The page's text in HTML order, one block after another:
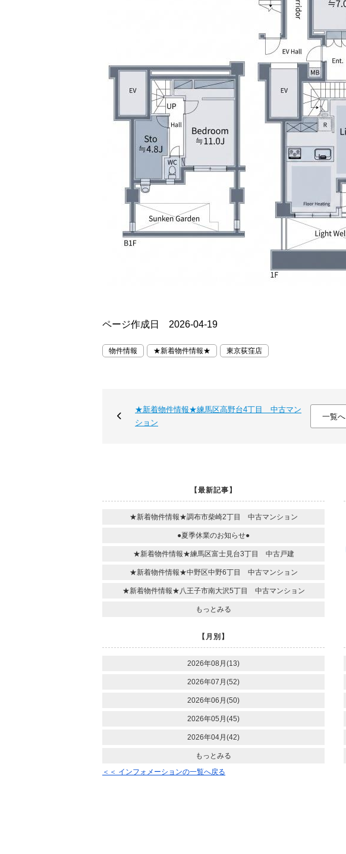
ページ作成日 2026-04-19
物件情報 ★新着物件情報★ 東京荻窪店
★新着物件情報★練馬区高野台4丁目 中古マン
ション
一覧へ
【最新記事】
★新着物件情報★調布市柴崎2丁目 中古マンション
●夏季休業のお知らせ●
★新着物件情報★練馬区富士見台3丁目 中古戸建
★新着物件情報★中野区中野6丁目 中古マンション
★新着物件情報★八王子市南大沢5丁目 中古マンション
もっとみる
【月別】
2026年08月(13)
2026年07月(52)
2026年06月(50)
2026年05月(45)
2026年04月(42)
もっとみる
＜＜ インフォメーションの一覧へ戻る